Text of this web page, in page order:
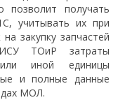
позволит получать
учитывать их при
закупку запчастей
ТОиР затраты
иной единицы
и полные данные
МОЛ.